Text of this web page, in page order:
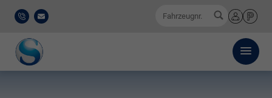
0521
911
777-
E-
Fahrzeugnr.
Anmelden
Merkliste